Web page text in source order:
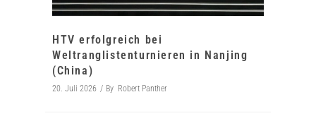
HTV erfolgreich bei
Weltranglistenturnieren in Nanjing
(China)
20. Juli 2026 By Robert Panther